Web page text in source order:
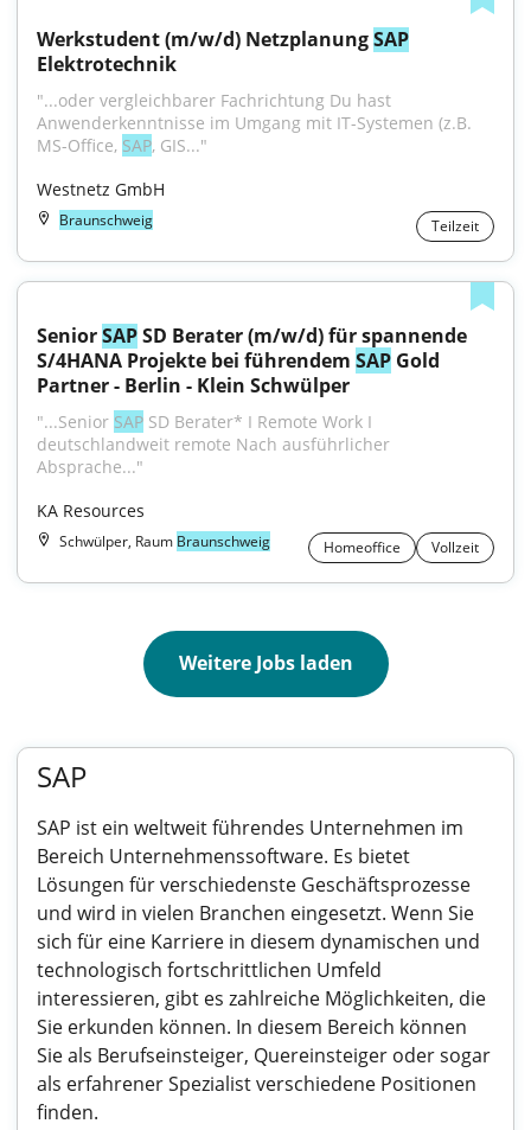
Werkstudent (m/w/d) Netzplanung SAP
Elektrotechnik
"...oder vergleichbarer Fachrichtung Du hast
Anwenderkenntnisse im Umgang mit IT-Systemen (z.B.
MS-Office, SAP, GIS..."
Westnetz GmbH
Braunschweig Teilzeit
Senior SAP SD Berater (m/w/d) für spannende
S/4HANA Projekte bei führendem SAP Gold
Partner - Berlin - Klein Schwülper
"...Senior SAP SD Berater* I Remote Work I
deutschlandweit remote Nach ausführlicher
Absprache..."
KA Resources
Schwülper, Raum Braunschweig Homeoffice Vollzeit
Weitere Jobs laden
SAP
SAP ist ein weltweit führendes Unternehmen im
Bereich Unternehmenssoftware. Es bietet
Lösungen für verschiedenste Geschäftsprozesse
und wird in vielen Branchen eingesetzt. Wenn Sie
sich für eine Karriere in diesem dynamischen und
technologisch fortschrittlichen Umfeld
interessieren, gibt es zahlreiche Möglichkeiten, die
Sie erkunden können. In diesem Bereich können
Sie als Berufseinsteiger, Quereinsteiger oder sogar
als erfahrener Spezialist verschiedene Positionen
finden.